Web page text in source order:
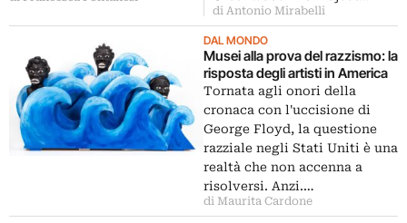
di Antonio Mirabelli
DAL MONDO
Musei alla prova del razzismo: la
risposta degli artisti in America
Tornata agli onori della
cronaca con l'uccisione di
George Floyd, la questione
razziale negli Stati Uniti è una
realtà che non accenna a
risolversi. Anzi.…
di Maurita Cardone